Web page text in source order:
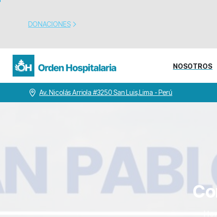
DONACIONES
NOSOTROS
Av. Nicolás Arriola #3250 San Luis,Lima - Perú